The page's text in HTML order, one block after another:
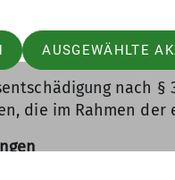
nach §
die im Rahmen
AUSGEWÄHLTE